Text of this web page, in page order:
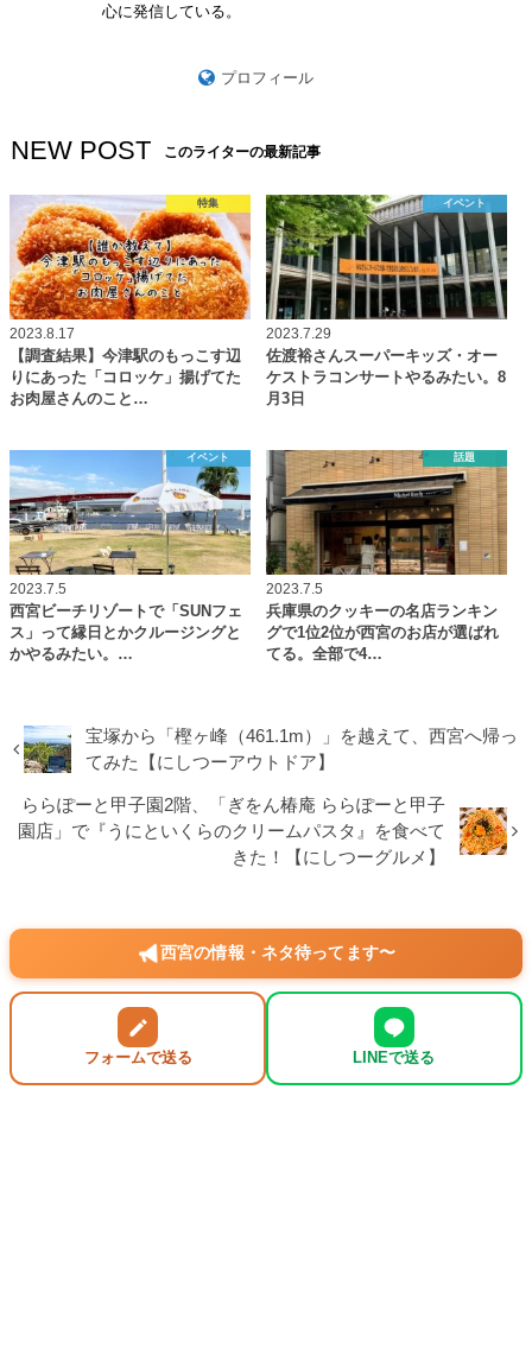
心に発信している。
プロフィール
NEW POST このライターの最新記事
特集
2023.8.17
【調査結果】今津駅のもっこす辺
りにあった「コロッケ」揚げてた
お肉屋さんのこと…
イベント
2023.7.29
佐渡裕さんスーパーキッズ・オー
ケストラコンサートやるみたい。8
月3日
イベント
2023.7.5
西宮ビーチリゾートで「SUNフェ
ス」って縁日とかクルージングと
かやるみたい。…
話題
2023.7.5
兵庫県のクッキーの名店ランキン
グで1位2位が西宮のお店が選ばれ
てる。全部で4…
宝塚から「樫ヶ峰（461.1m）」を越えて、西宮へ帰っ
てみた【にしつーアウトドア】
ららぽーと甲子園2階、「ぎをん椿庵 ららぽーと甲子
園店」で『うにといくらのクリームパスタ』を食べて
きた！【にしつーグルメ】
西宮の情報・ネタ待ってます〜
フォームで送る LINEで送る